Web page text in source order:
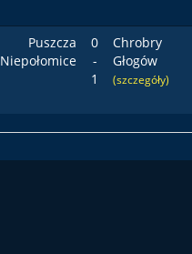
Puszcza
Niepołomice
0
-
1
Chrobry
Głogów
(szczegóły)